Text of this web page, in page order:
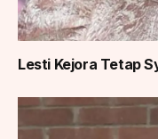
Lesti Kejora Tetap